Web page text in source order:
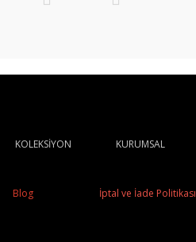
KOLEKSİYON KURUMSAL
Blog İptal ve İade Politikası